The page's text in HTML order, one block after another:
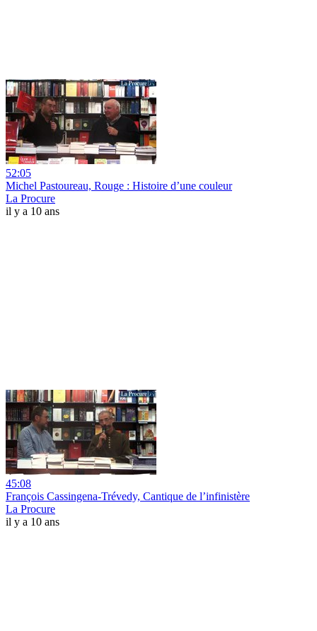
52:05
Michel Pastoureau, Rouge : Histoire d’une couleur
La Procure
il y a 10 ans
45:08
François Cassingena-Trévedy, Cantique de l’infinistère
La Procure
il y a 10 ans